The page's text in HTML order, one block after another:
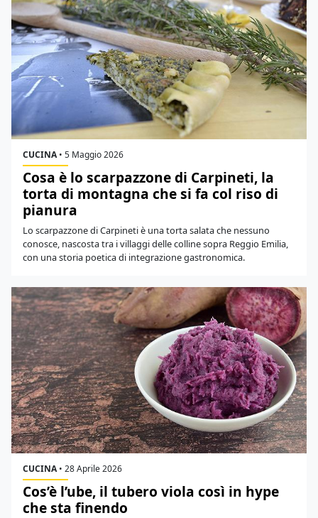
CUCINA• 5 Maggio 2026
Cosa è lo scarpazzone di Carpineti, la
torta di montagna che si fa col riso di
pianura
Lo scarpazzone di Carpineti è una torta salata che nessuno
conosce, nascosta tra i villaggi delle colline sopra Reggio Emilia,
con una storia poetica di integrazione gastronomica.
CUCINA• 28 Aprile 2026
Cos’è l’ube, il tubero viola così in hype
che sta finendo